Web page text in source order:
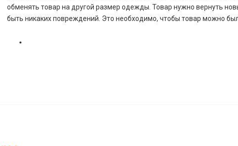
обменять товар на другой размер одежды. Товар нужно вернуть
быть никаких повреждений. Это необходимо, чтобы товар можно